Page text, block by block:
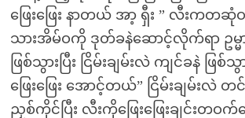
ဖြေးဖြေး နာတယ် အာ့ ရှီး ” လီးကတဆုံဝ
သားအိမ်ဝကို ဒုတ်ခနဲဆောင့်လိုက်ရာ ဥမ္မ
ဖြစ်သွားပြီး ငြိမ်းချမ်းလဲ ကျင်ခနဲ ဖြ
ဖြေးဖြေး အောင့်တယ်” ငြိမ်းချမ်းလဲ
ညှစ်ကိုင်ပြီး လီးကိုဖြေးဖြေးချင်း